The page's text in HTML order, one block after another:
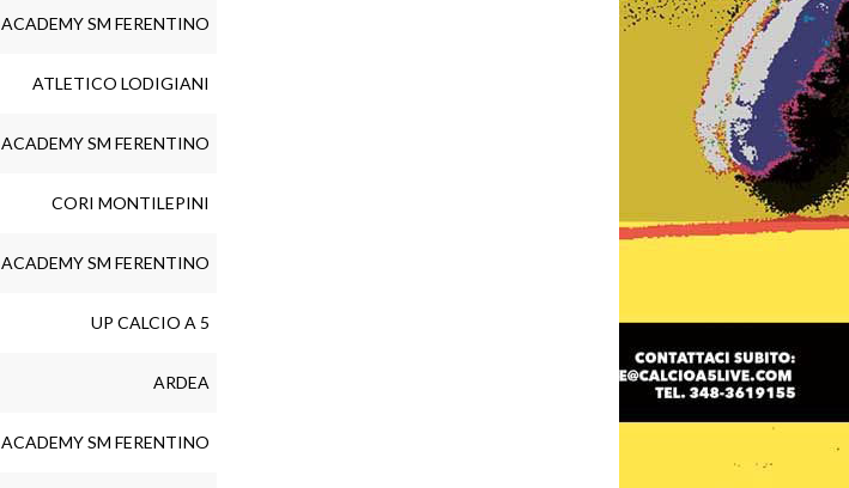
ACADEMY SM FERENTINO
ATLETICO LODIGIANI
ACADEMY SM FERENTINO
CORI MONTILEPINI
ACADEMY SM FERENTINO
UP CALCIO A 5
ARDEA
ACADEMY SM FERENTINO